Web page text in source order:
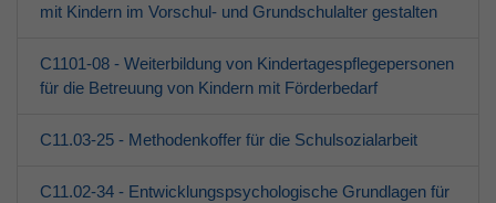
mit Kindern im Vorschul- und Grundschulalter gestalten
C1101-08 - Weiterbildung von Kindertagespflegepersonen
für die Betreuung von Kindern mit Förderbedarf
C11.03-25 - Methodenkoffer für die Schulsozialarbeit
C11.02-34 - Entwicklungspsychologische Grundlagen für